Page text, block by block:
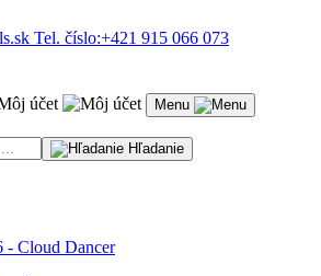
Tel. číslo:+421 915 066 073
účet Menu
Hľadanie
- Cloud Dancer